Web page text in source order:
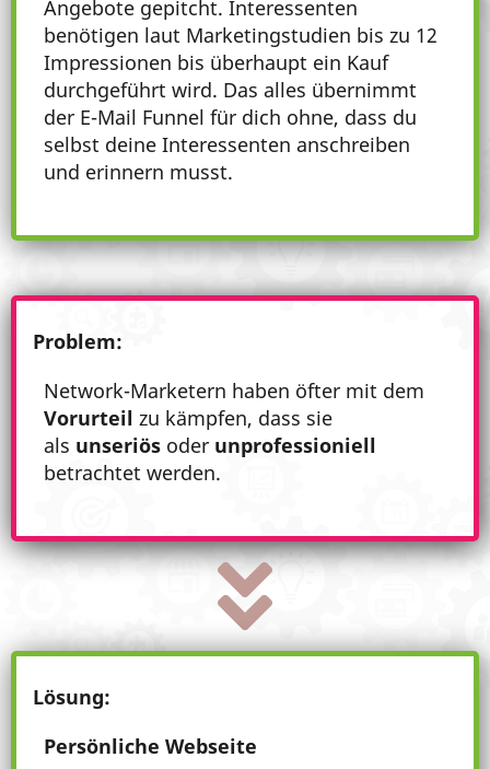
Angebote gepitcht. Interessenten
benötigen laut Marketingstudien bis zu 12
Impressionen bis überhaupt ein Kauf
durchgeführt wird. Das alles übernimmt
der E-Mail Funnel für dich ohne, dass du
selbst deine Interessenten anschreiben
und erinnern musst.
Problem:
Network-Marketern haben öfter mit dem
Vorurteil zu kämpfen, dass sie
als unseriös oder unprofessioniell
betrachtet werden.
Lösung:
Persönliche Webseite